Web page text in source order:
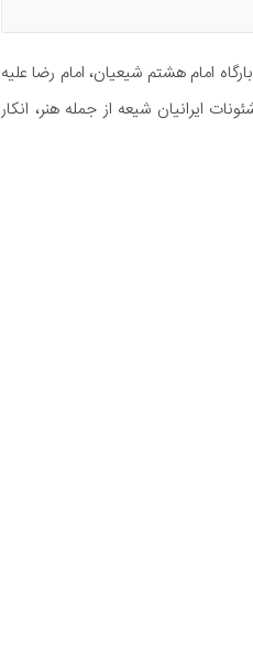
امام هشتم شیعیان، امام رضا علیه
ایرانیان شیعه از جمله هنر، انکار